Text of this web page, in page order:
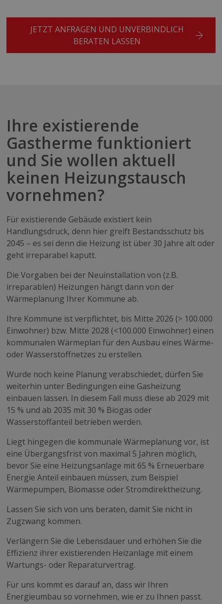
JETZT ANFRAGEN UND UNVERBINDLICH
BERATEN LASSEN
Ihre existierende
Gastherme funktioniert
und Sie wollen aktuell
keinen Heizungstausch
vornehmen?
Für existierende Gebäude existiert kein
Handlungsdruck, denn hier greift Bestandsschutz bis
2045 – es sei denn die Heizung ist über 30 Jahre alt oder
geht irreparabel kaputt.
Die Vorgaben bei der Neuinstallation von (z.B.
irreparablen) Heizungen hängt dann von der
Wärmeplanung Ihrer Kommune ab.
Ihre Kommune ist verpflichtet, bis Mitte 2026 (> 100.000
Einwohner) bzw. Mitte 2028 (<100.000 Einwohner) einen
kommunalen Wärmeplan für den Ausbau eines Wärme-
oder Wasserstoffnetzes zu erstellen.
Wurde noch keine Planung verabschiedet, dürfen Sie
weiterhin unter Bedingungen eine Gasheizung
einbauen lassen. In diesem Fall muss diese ab 2029 mit
15 % und ab 2035 mit 30 % Biogas oder
Wasserstoffanteil betrieben werden.
Liegt hingegen die kommunale Wärmeplanung vor, ist
eine Übergangsfrist von maximal 5 Jahren möglich,
bevor Sie eine Heizungsanlage mit 65 % Erneuerbare
Energie Anteil einbauen müssen, zum Beispiel
Wärmepumpen, Biomasse oder Stromdirektheizung.
Lassen Sie sich von uns beraten, damit Sie nicht in
Zugzwang kommen.
Verlängern Sie die Lebensdauer und erhöhen Sie die
Effizienz ihrer existierenden Heizanlage mit einem
Wartungs- oder Reparaturvertrag.
Für uns kommt es darauf an, dass wir Ihren
Energieumbau so vornehmen, wie er zu Ihnen passt.